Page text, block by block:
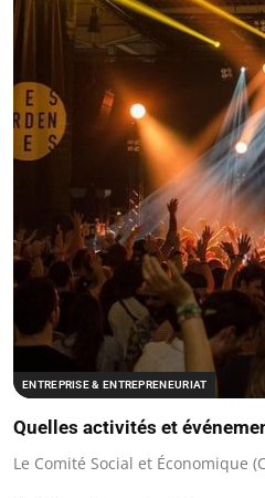
ENTREPRISE & ENTREPRENEURIAT
Quelles activités et
Le Comité Social et Économique